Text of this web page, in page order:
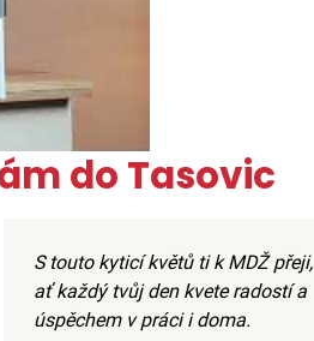
do Tasovic
S touto kyticí květů ti k MDŽ přeji,
ať každý tvůj den kvete radostí a
úspěchem v práci i doma.